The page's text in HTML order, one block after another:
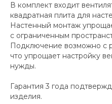
В комплект входит
квадратная плита для
Настенный монтаж
с ограниченным
Подключение возможно с
что упрощает настройку
нужды.
Гарантия 3 года
изделия.